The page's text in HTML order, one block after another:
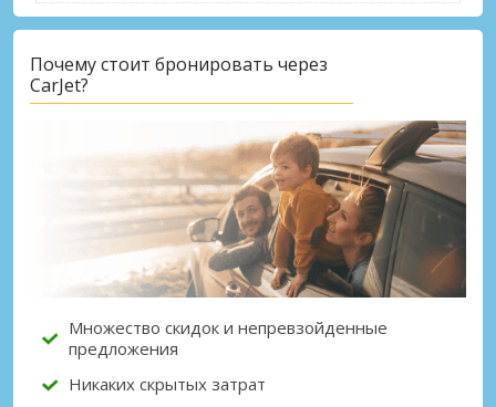
Почему стоит бронировать через
CarJet?
Множество скидок и непревзойденные
предложения
Никаких скрытых затрат
Лучшие сбережения
Получите доступ к эксклюзивным
предложениям партнёров
Войти с помощью eLink